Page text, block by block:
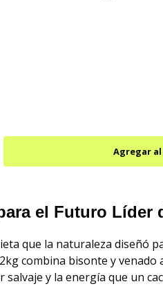
el Futuro Líder
que la naturaleza diseñó
combina bisonte y venado
salvaje y la energía que un